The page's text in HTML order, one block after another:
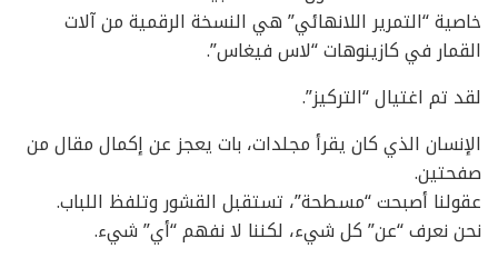
خاصية “التمرير اللانهائي” هي النسخة الرقمية من آلات
القمار في كازينوهات “لاس فيغاس”.
لقد تم اغتيال “التركيز”.
الإنسان الذي كان يقرأ مجلدات، بات يعجز عن إكمال مقال من
صفحتين.
عقولنا أصبحت “مسطحة”، تستقبل القشور وتلفظ اللباب.
نحن نعرف “عن” كل شيء، لكننا لا نفهم “أي” شيء.